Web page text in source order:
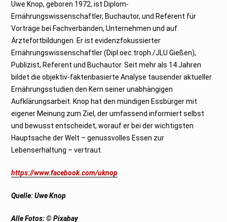
Uwe Knop, geboren 1972, ist Diplom-
Ernährungswissenschaftler, Buchautor, und Referent für
Vorträge bei Fachverbänden, Unternehmen und auf
Ärztefortbildungen. Er ist evidenzfokussierter
Ernährungswissenschaftler (Dipl.oec.troph./JLU Gießen),
Publizist, Referent und Buchautor. Seit mehr als 14 Jahren
bildet die objektiv-faktenbasierte Analyse tausender aktueller
Ernährungsstudien den Kern seiner unabhängigen
Aufklärungsarbeit. Knop hat den mündigen Essbürger mit
eigener Meinung zum Ziel, der umfassend informiert selbst
und bewusst entscheidet, worauf er bei der wichtigsten
Hauptsache der Welt – genussvolles Essen zur
Lebenserhaltung – vertraut.
https://www.facebook.com/uknop
Quelle: Uwe Knop
Alle Fotos: © Pixabay